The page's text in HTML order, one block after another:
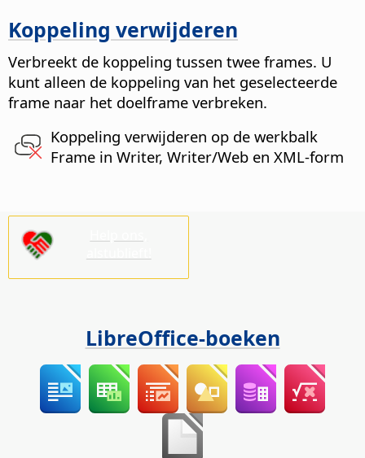
Koppeling verwijderen
Verbreekt de koppeling tussen twee frames. U
kunt alleen de koppeling van het geselecteerde
frame naar het doelframe verbreken.
Koppeling verwijderen op de werkbalk
Frame in Writer, Writer/Web en XML-form
LibreOffice-boeken